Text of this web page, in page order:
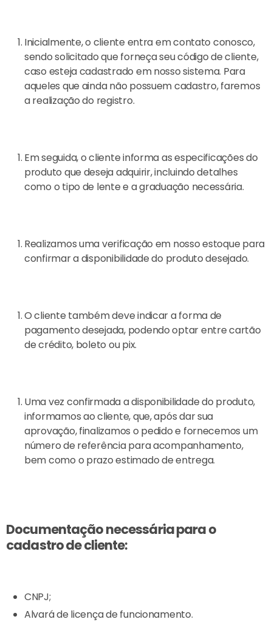
Inicialmente, o cliente entra em contato conosco,
sendo solicitado que forneça seu código de cliente,
caso esteja cadastrado em nosso sistema. Para
aqueles que ainda não possuem cadastro, faremos
a realização do registro.
Em seguida, o cliente informa as especificações do
produto que deseja adquirir, incluindo detalhes
como o tipo de lente e a graduação necessária.
Realizamos uma verificação em nosso estoque para
confirmar a disponibilidade do produto desejado.
O cliente também deve indicar a forma de
pagamento desejada, podendo optar entrecartão
de crédito, boleto ou pix.
Uma vez confirmada a disponibilidade do produto,
informamos ao cliente, que, após dar sua
aprovação, finalizamos o pedido e fornecemos um
número de referência para acompanhamento,
bem como o prazo estimado de entrega.
Documentação necessária para o
cadastro de cliente:
CNPJ;
Alvará de licença de funcionamento.